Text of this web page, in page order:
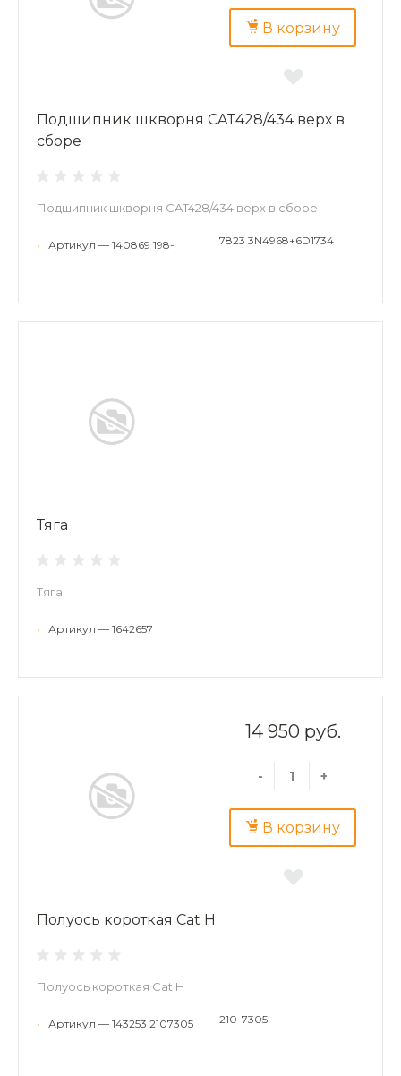
В корзину
Подшипник шкворня CAT428/434 верх в
сборе
Подшипник шкворня CAT428/434 верх в сборе
• Артикул — 140869 198- 7823 3N4968+6D1734
Тяга
Тяга
• Артикул — 1642657
14 950 руб.
- +
В корзину
Полуось короткая Cat H
Полуось короткая Cat H
• Артикул — 143253 2107305 210-7305